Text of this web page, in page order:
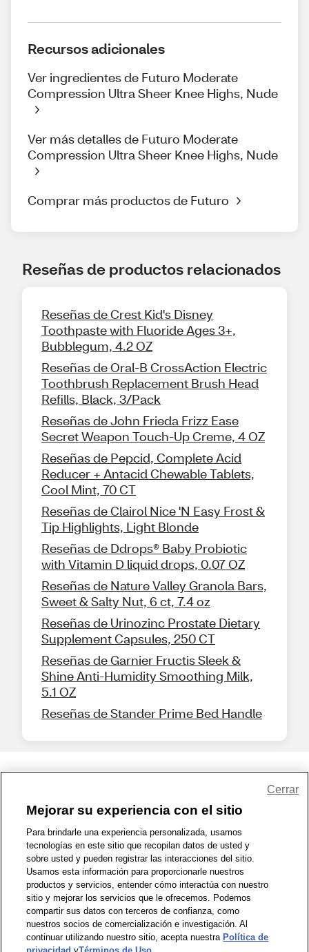
Recursos adicionales
Ver ingredientes de Futuro Moderate
Compression Ultra Sheer Knee Highs, Nude
Ver más detalles de Futuro Moderate
Compression Ultra Sheer Knee Highs, Nude
Comprar más productos de Futuro
Reseñas de productos relacionados
Reseñas de Crest Kid's Disney
Toothpaste with Fluoride Ages 3+,
Bubblegum, 4.2 OZ
Reseñas de Oral-B CrossAction Electric
Toothbrush Replacement Brush Head
Refills, Black, 3/Pack
Reseñas de John Frieda Frizz Ease
Secret Weapon Touch-Up Creme, 4 OZ
Reseñas de Pepcid, Complete Acid
Reducer + Antacid Chewable Tablets,
Cool Mint, 70 CT
Reseñas de Clairol Nice 'N Easy Frost &
Tip Highlights, Light Blonde
Reseñas de Ddrops® Baby Probiotic
with Vitamin D liquid drops, 0.07 OZ
Reseñas de Nature Valley Granola Bars,
Sweet & Salty Nut, 6 ct, 7.4 oz
Reseñas de Urinozinc Prostate Dietary
Supplement Capsules, 250 CT
Reseñas de Garnier Fructis Sleek &
Shine Anti-Humidity Smoothing Milk,
5.1 OZ
Reseñas de Stander Prime Bed Handle
1-800-679-9691 | Contáctenos | Términos de Uso | Accesibilidad
Política de Privacidad | WA Privacy Policy | Mapa del sitio
Zona de Bienestar | © 1999 - 2026 CVS.com
Mejorar su experiencia con el sitio
Para brindarle una experiencia personalizada, usamos
tecnologías en este sitio que recopilan datos de usted y
sobre usted y pueden registrar las interacciones del sitio.
Usamos esta información para proporcionarle nuestros
productos y servicios, entender cómo interactúa con nuestro
sitio y mejorar los servicios que le ofrecemos. Podemos
compartir sus datos con terceros de confianza, como
nuestros socios de comercialización e investigación. Al
continuar utilizando nuestro sitio, acepta nuestra Política de
Cerrar